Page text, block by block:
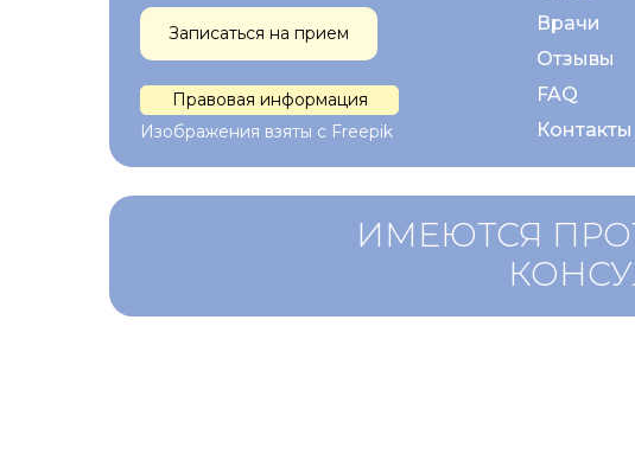
Правовая информация
Врачи
Отзывы
FAQ
Контакты
Записаться на прием
Изображения взяты с Freepik
ИМЕЮТСЯ